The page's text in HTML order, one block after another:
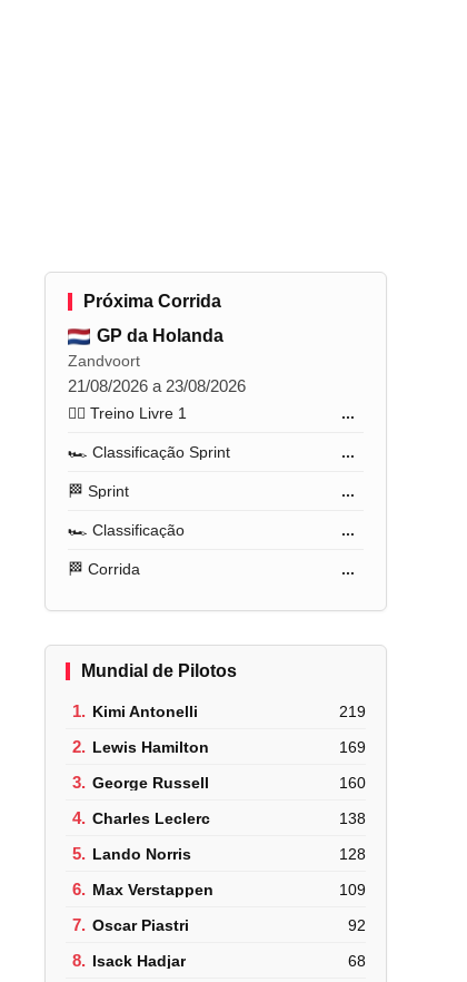
Próxima Corrida
GP da Holanda
Zandvoort
21/08/2026 a 23/08/2026
🏋️‍♂️ Treino Livre 1 ...
🏎️ Classificação Sprint ...
🏁 Sprint ...
🏎️ Classificação ...
🏁 Corrida ...
Mundial de Pilotos
1. Kimi Antonelli 219
2. Lewis Hamilton 169
3. George Russell 160
4. Charles Leclerc 138
5. Lando Norris 128
6. Max Verstappen 109
7. Oscar Piastri 92
8. Isack Hadjar 68